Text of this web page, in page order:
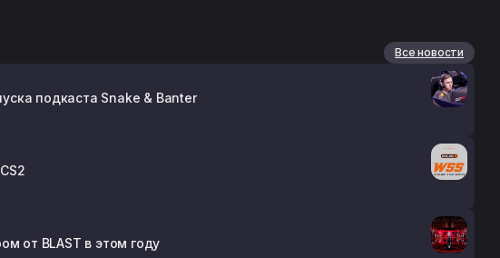
Все новости
подкаста Snake & Banter
от BLAST в этом году